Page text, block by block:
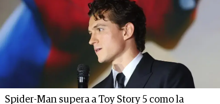
Spider-Man supera a Toy Story 5 como la